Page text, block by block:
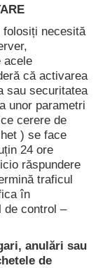
necesită
acele
că activarea
sau securitatea
unor parametri
cerere de
) se face
24 ore
răspundere
traficul
în
de control –
anulări sau
de